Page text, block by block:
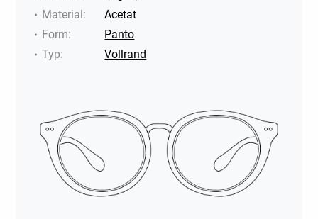
Material:
Acetat
Form:
Panto
Typ: Vollrand